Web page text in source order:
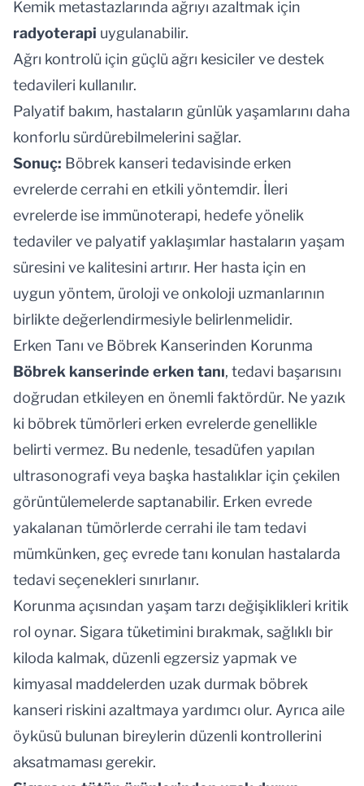
Kemik metastazlarında ağrıyı azaltmak için
radyoterapi uygulanabilir.
Ağrı kontrolü için güçlü ağrı kesiciler ve destek
tedavileri kullanılır.
Palyatif bakım, hastaların günlük yaşamlarını daha
konforlu sürdürebilmelerini sağlar.
Sonuç: Böbrek kanseri tedavisinde erken
evrelerde cerrahi en etkili yöntemdir. İleri
evrelerde ise immünoterapi, hedefe yönelik
tedaviler ve palyatif yaklaşımlar hastaların yaşam
süresini ve kalitesini artırır. Her hasta için en
uygun yöntem, üroloji ve onkoloji uzmanlarının
birlikte değerlendirmesiyle belirlenmelidir.
Erken Tanı ve Böbrek Kanserinden Korunma
Böbrek kanserinde erken tanı, tedavi başarısını
doğrudan etkileyen en önemli faktördür. Ne yazık
ki böbrek tümörleri erken evrelerde genellikle
belirti vermez. Bu nedenle, tesadüfen yapılan
ultrasonografi veya başka hastalıklar için çekilen
görüntülemelerde saptanabilir. Erken evrede
yakalanan tümörlerde cerrahi ile tam tedavi
mümkünken, geç evrede tanı konulan hastalarda
tedavi seçenekleri sınırlanır.
Korunma açısından yaşam tarzı değişiklikleri kritik
rol oynar. Sigara tüketimini bırakmak, sağlıklı bir
kiloda kalmak, düzenli egzersiz yapmak ve
kimyasal maddelerden uzak durmak böbrek
kanseri riskini azaltmaya yardımcı olur. Ayrıca aile
öyküsü bulunan bireylerin düzenli kontrollerini
aksatmaması gerekir.